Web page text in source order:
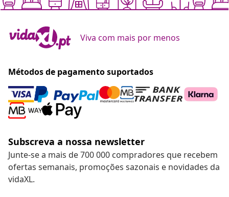
Viva com mais por menos
Métodos de pagamento suportados
Subscreva a nossa newsletter
Junte-se a mais de 700 000 compradores que recebem
ofertas semanais, promoções sazonais e novidades da
vidaXL.